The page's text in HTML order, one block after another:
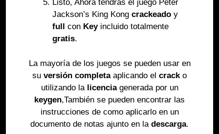
Listo, Ahora tendrás el juego Peter
Jackson’s King Kong crackeado y
full
con Keyincluido totalmente
gratis.
La mayoría de los juegos se pueden usar en
su versión completaaplicando el cracko
utilizando la licenciagenerada por un
keygen,También se pueden encontrar las
instrucciones de como aplicarlo en un
documento de notas ajunto en la descarga.